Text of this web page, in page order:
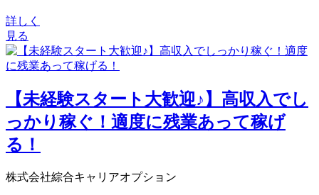
詳しく
見る
【未経験スタート大歓迎♪】高収入でし
っかり稼ぐ！適度に残業あって稼げ
る！
株式会社綜合キャリアオプション